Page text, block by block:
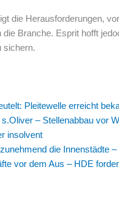
die Herausforderungen,
Branche. Esprit hofft
sichern.
Pleitewelle erreicht
– Stellenabbau vor
insolvent
die Innenstädte
vor dem Aus – HDE